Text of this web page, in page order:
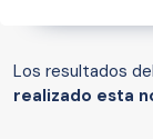
Los resultados
realizado esta